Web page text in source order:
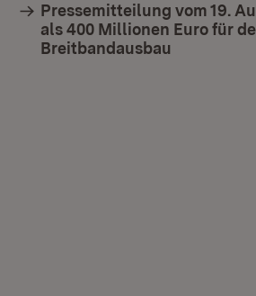
Pressemitteilung vom 19.
als 400 Millionen Euro für
Breitbandausbau